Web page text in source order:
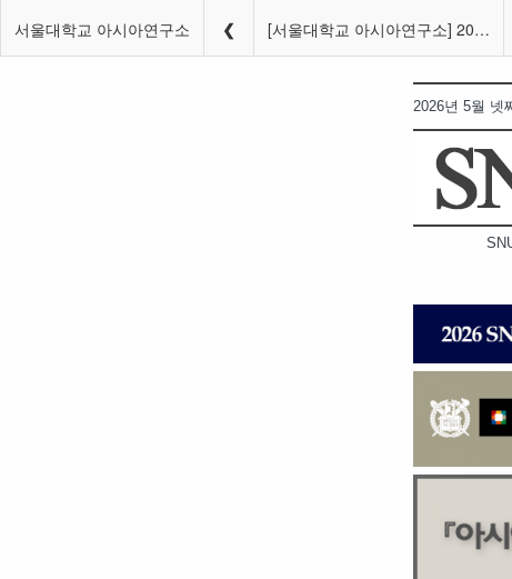
서울대학교 아시아연구소 [서울대학교 아시아연구소] 2026 SNUAC WEEKLY (5월 넷째 주)